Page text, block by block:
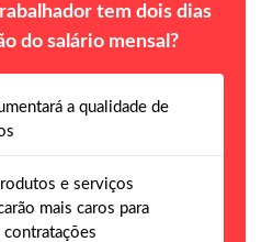
tem dois dias
do salário mensal?
a qualidade de
e serviços
mais caros para
contratações